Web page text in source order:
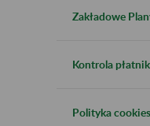
Zakładowe
Kontrola
Polityka cookies